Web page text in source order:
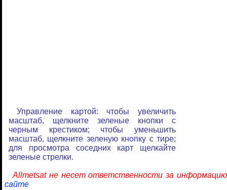
Управление картой: чтобы увеличить
масштаб, щелкните зеленые кнопки с
черным крестиком; чтобы уменьшить
масштаб, щелкните зеленую кнопку с тире;
для просмотра соседних карт щелкайте
зеленые стрелки.
Allmetsat не несет ответственности за
сайте